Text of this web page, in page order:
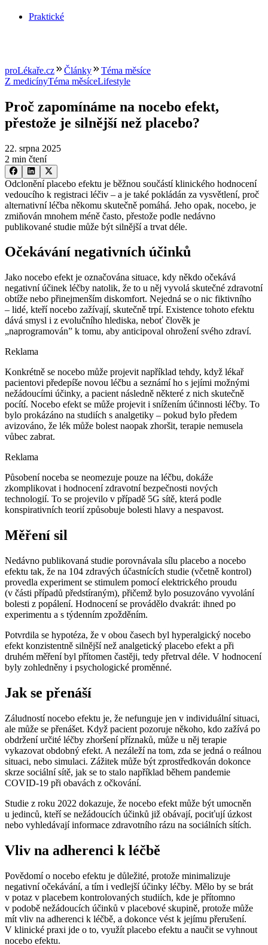
Praktické
proLékaře.cz Články
Téma měsíce
Z medicínyTéma měsíceLifestyle
Proč zapomínáme na nocebo efekt,
přestože je silnější než placebo?
22. srpna 2025
2 min čtení
Odclonění placebo efektu je běžnou součástí klinického hodnocení
vedoucího k registraci léčiv –⁠ a je také pokládán za vysvětlení, proč
alternativní léčba někomu skutečně pomáhá. Jeho opak, nocebo, je
zmiňován mnohem méně často, přestože podle nedávno
publikované studie může být silnější a trvat déle.
Očekávání negativních účinků
Jako nocebo efekt je označována situace, kdy někdo očekává
negativní účinek léčby natolik, že to u něj vyvolá skutečné zdravotní
obtíže nebo přinejmenším diskomfort. Nejedná se o nic fiktivního
–⁠ lidé, kteří nocebo zažívají, skutečně trpí. Existence tohoto efektu
dává smysl i z evolučního hlediska, neboť člověk je
„naprogramován” k tomu, aby anticipoval ohrožení svého zdraví.
Reklama
Konkrétně se nocebo může projevit například tehdy, když lékař
pacientovi předepíše novou léčbu a seznámí ho s jejími možnými
nežádoucími účinky, a pacient následně některé z nich skutečně
pocítí. Nocebo efekt se může projevit i snížením účinnosti léčby. To
bylo prokázáno na studiích s analgetiky –⁠ pokud bylo předem
avizováno, že lék může bolest naopak zhoršit, terapie nemusela
vůbec zabrat.
Reklama
Působení noceba se neomezuje pouze na léčbu, dokáže
zkomplikovat i hodnocení zdravotní bezpečnosti nových
technologií. To se projevilo v případě 5G sítě, která podle
konspirativních teorií způsobuje bolesti hlavy a nespavost.
Měření sil
Nedávno publikovaná studie porovnávala sílu placebo a nocebo
efektu tak, že na 104 zdravých účastnících studie (včetně kontrol)
provedla experiment se stimulem pomocí elektrického proudu
(v části případů předstíraným), přičemž bylo posuzováno vyvolání
bolesti z popálení. Hodnocení se provádělo dvakrát: ihned po
experimentu a s týdenním zpožděním.
Potvrdila se hypotéza, že v obou časech byl hyperalgický nocebo
efekt konzistentně silnější než analgetický placebo efekt a při
druhém měření byl přítomen častěji, tedy přetrval déle. V hodnocení
byly zohledněny i psychologické proměnné.
Jak se přenáší
Záludností nocebo efektu je, že nefunguje jen v individuální situaci,
ale může se přenášet. Když pacient pozoruje někoho, kdo zažívá po
obdržení určité léčby zhoršení příznaků, může u něj terapie
vykazovat obdobný efekt. A nezáleží na tom, zda se jedná o reálnou
situaci, nebo simulaci. Zážitek může být zprostředkován dokonce
skrze sociální sítě, jak se to stalo například během pandemie
COVID-19 při obavách z očkování.
Studie z roku 2022 dokazuje, že nocebo efekt může být umocněn
u jedinců, kteří se nežádoucích účinků již obávají, pociťují úzkost
nebo vyhledávají informace zdravotního rázu na sociálních sítích.
Vliv na adherenci k léčbě
Povědomí o nocebo efektu je důležité, protože minimalizuje
negativní očekávání, a tím i vedlejší účinky léčby. Mělo by se brát
v potaz v placebem kontrolovaných studiích, kde je přítomno
v podobě nežádoucích účinků v placebové skupině, protože může
mít vliv na adherenci k léčbě, a dokonce vést k jejímu přerušení.
V klinické praxi jde o to, využít placebo efektu a naučit se vyhnout
nocebo efektu.